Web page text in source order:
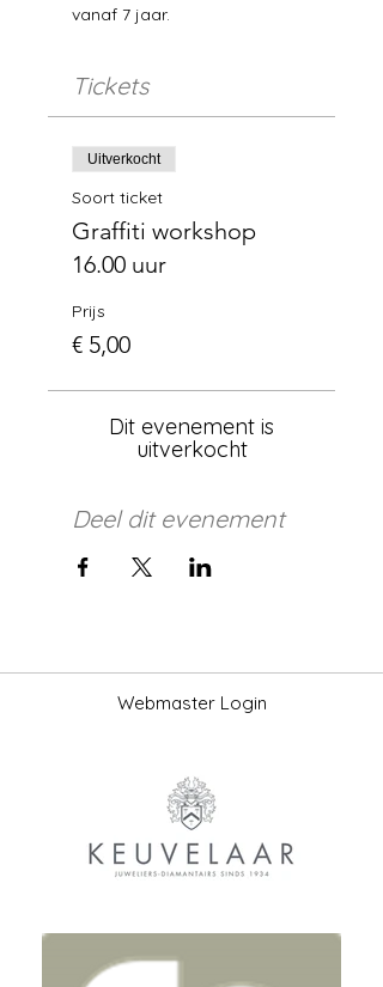
vanaf 7 jaar.
Tickets
Uitverkocht
Soort ticket
Graffiti workshop
16.00 uur
Prijs
€ 5,00
Dit evenement is
uitverkocht
Deel dit evenement
Webmaster Login